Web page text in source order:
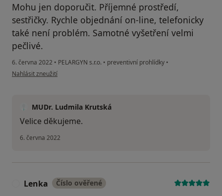
Mohu jen doporučit. Příjemné prostředí,
sestřičky. Rychle objednání on-line, telefonicky
také není problém. Samotné vyšetření velmi
pečlivé.
6. června 2022 • PELARGYN s.r.o. • preventivní prohlídky •
podle názoru uživatele AH
Nahlásit zneužití
MUDr. Ludmila Krutská
Velice děkujeme.
6. června 2022
Lenka Číslo ověřené